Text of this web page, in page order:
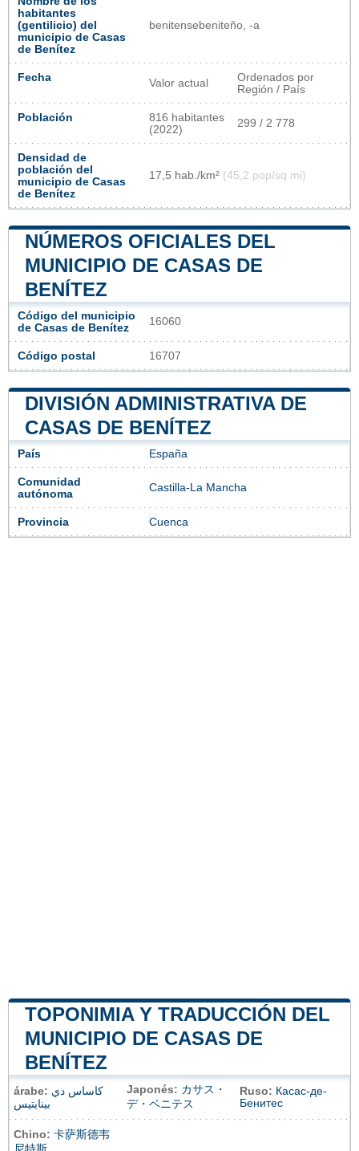
habitantes
(gentilicio) del
municipio de Casas
de Benítez
benitensebeniteño, -a
Fecha Valor actual
Ordenados por
Región / País
Población
816 habitantes
(2022)
299 / 2 778
Densidad de
población del
municipio de Casas
de Benítez
17,5 hab./km² (45,2 pop/sq mi)
NÚMEROS OFICIALES DEL
MUNICIPIO DE CASAS DE
BENÍTEZ
Código del municipio
de Casas de Benítez
16060
Código postal 16707
DIVISIÓN ADMINISTRATIVA DE
CASAS DE BENÍTEZ
País España
Comunidad
autónoma
Castilla-La Mancha
Provincia Cuenca
TOPONIMIA Y TRADUCCIÓN DEL
MUNICIPIO DE CASAS DE
BENÍTEZ
árabe: كاساس دي
بينايتيس
Japonés: カサス・
デ・ベニテス
Ruso: Касас-де-
Бенитес
Chino: 卡萨斯德韦